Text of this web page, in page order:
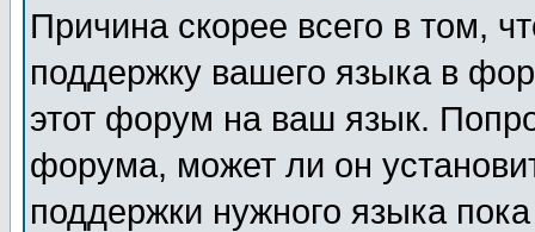
Причина скорее всего в том,
поддержку вашего языка в
этот форум на ваш язык.
форума, может ли он
поддержки нужного языка